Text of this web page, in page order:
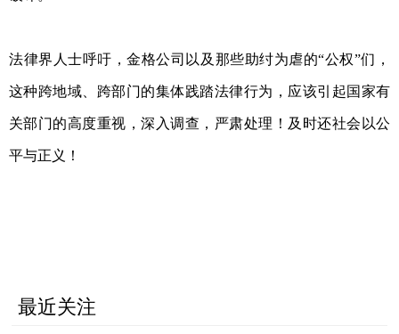
法律界人士呼吁，金格公司以及那些助纣为虐的“公权”们，
这种跨地域、跨部门的集体践踏法律行为，应该引起国家有
关部门的高度重视，深入调查，严肃处理！及时还社会以公
平与正义！
最近关注